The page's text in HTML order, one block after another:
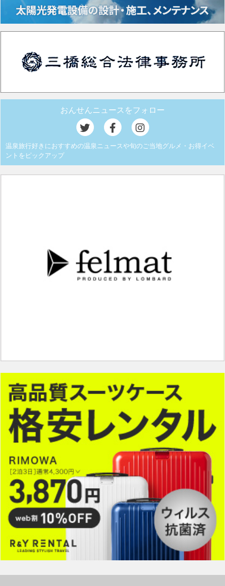
おんせんニュースをフォロー
温泉旅行好きにおすすめの温泉ニュースや旬のご当地グルメ・お得イベ
ントをピックアップ